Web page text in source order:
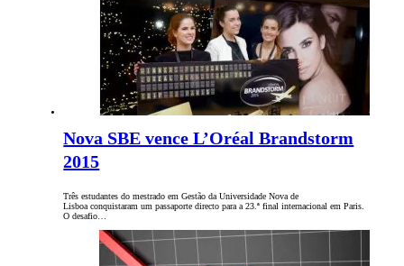
Nova SBE vence L’Oréal Brandstorm
2015
Três estudantes do mestrado em Gestão da Universidade Nova de
Lisboa conquistaram um passaporte directo para a 23.ª final internacional em Paris.
O desafio…